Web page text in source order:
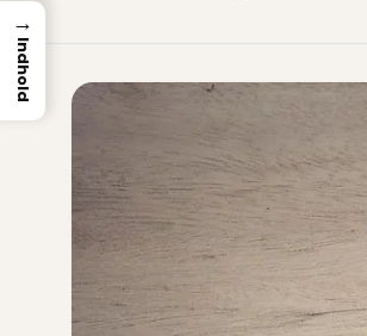
→
Indhold